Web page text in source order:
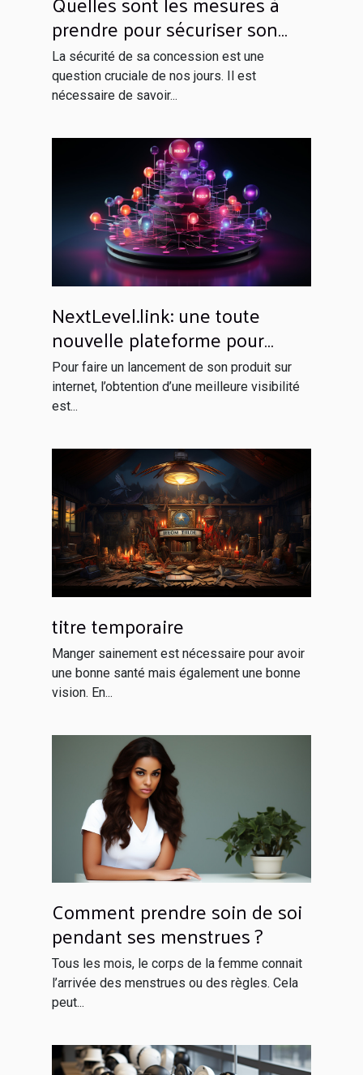
prendre pour sécuriser son
domicile ?
La sécurité de sa concession est une
question cruciale de nos jours. Il est
nécessaire de savoir...
NextLevel.link: une toute
nouvelle plateforme pour
votre netlinking
Pour faire un lancement de son produit sur
internet, l’obtention d’une meilleure visibilité
est...
titre temporaire
Manger sainement est nécessaire pour avoir
une bonne santé mais également une bonne
vision. En...
Comment prendre soin de soi
pendant ses menstrues ?
Tous les mois, le corps de la femme connait
l’arrivée des menstrues ou des règles. Cela
peut...